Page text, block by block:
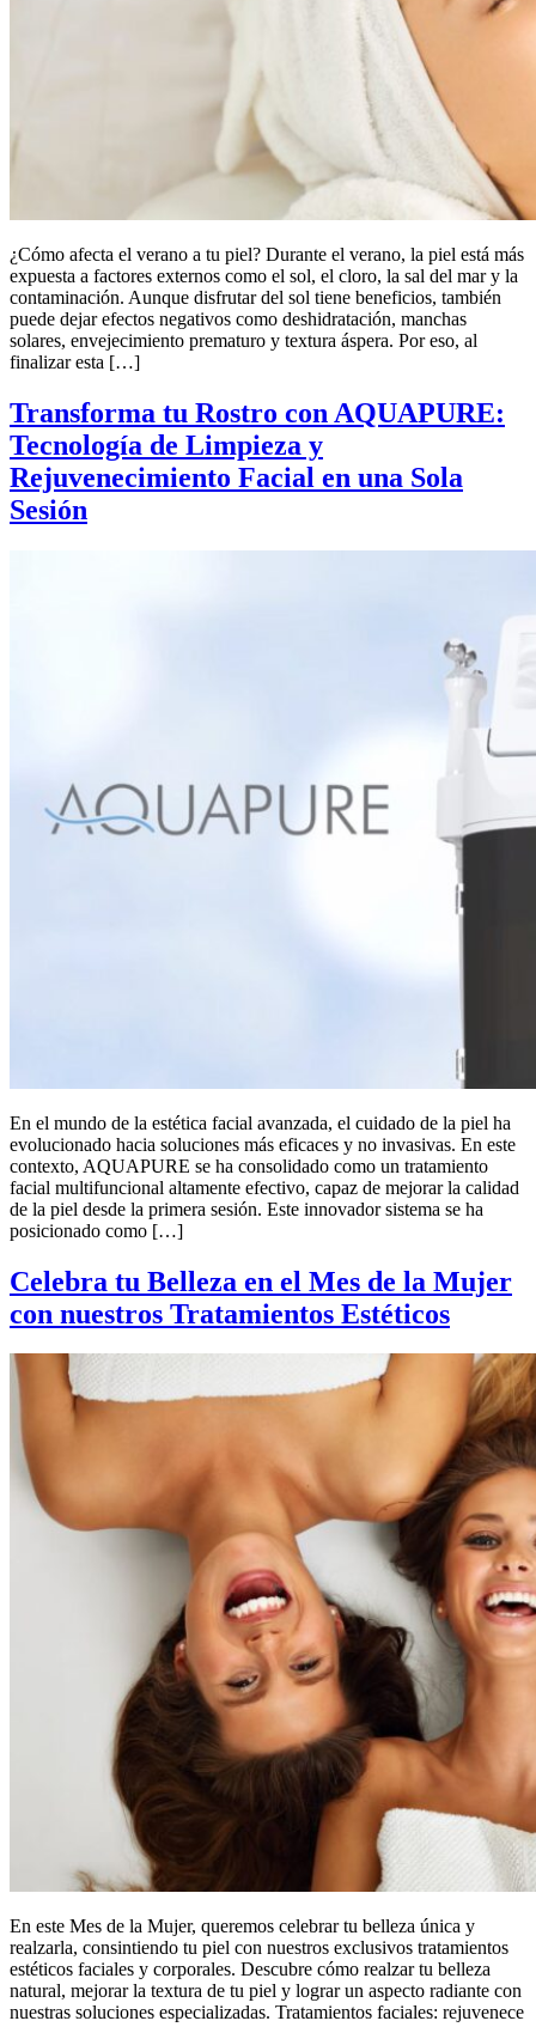
¿Cómo afecta el verano a tu piel? Durante el verano, la piel está más
expuesta a factores externos como el sol, el cloro, la sal del mar y la
contaminación. Aunque disfrutar del sol tiene beneficios, también
puede dejar efectos negativos como deshidratación, manchas
solares, envejecimiento prematuro y textura áspera. Por eso, al
finalizar esta […]
Transforma tu Rostro con AQUAPURE:
Tecnología de Limpieza y
Rejuvenecimiento Facial en una Sola
Sesión
En el mundo de la estética facial avanzada, el cuidado de la piel ha
evolucionado hacia soluciones más eficaces y no invasivas. En este
contexto, AQUAPURE se ha consolidado como un tratamiento
facial multifuncional altamente efectivo, capaz de mejorar la calidad
de la piel desde la primera sesión. Este innovador sistema se ha
posicionado como […]
Celebra tu Belleza en el Mes de la Mujer
con nuestros Tratamientos Estéticos
En este Mes de la Mujer, queremos celebrar tu belleza única y
realzarla, consintiendo tu piel con nuestros exclusivos tratamientos
estéticos faciales y corporales. Descubre cómo realzar tu belleza
natural, mejorar la textura de tu piel y lograr un aspecto radiante con
nuestras soluciones especializadas. Tratamientos faciales: rejuvenece